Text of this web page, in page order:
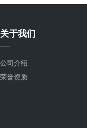
关于我们
公司介绍
荣誉资质